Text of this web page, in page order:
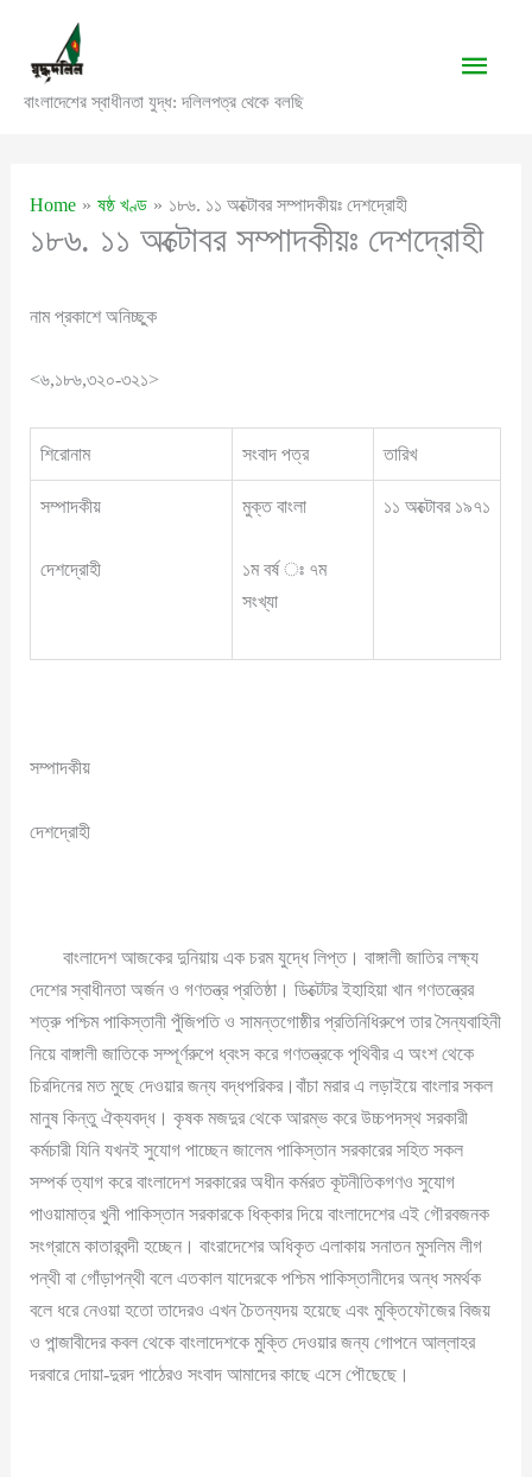
content
বাংলাদেশের স্বাধীনতা যুদ্ধ: দলিলপত্র থেকে বলছি
Main
Home ষষ্ঠ খণ্ড ১৮৬. ১১ অক্টোবর সম্পাদকীয়ঃ দেশদ্রোহী
১৮৬. ১১ অক্টোবর সম্পাদকীয়ঃ দেশদ্রোহী
নাম প্রকাশে অনিচ্ছুক
<৬,১৮৬,৩২০-৩২১>
শিরোনাম সংবাদ পত্র তারিখ
সম্পাদকীয়
দেশদ্রোহী
মুক্ত বাংলা
১ম বর্ষ ঃ ৭ম
সংখ্যা
১১ অক্টোবর ১৯৭১
সম্পাদকীয়
দেশদ্রোহী
বাংলাদেশ আজকের দুনিয়ায় এক চরম যুদ্ধে লিপ্ত। বাঙ্গালী জাতির লক্ষ্য
দেশের স্বাধীনতা অর্জন ও গণতন্ত্র প্রতিষ্ঠা। ডিক্টেটর ইহাহিয়া খান গণতন্ত্রের
শত্রু পশ্চিম পাকিস্তানী পুঁজিপতি ও সামন্তগোষ্ঠীর প্রতিনিধিরুপে তার সৈন্যবাহিনী
নিয়ে বাঙ্গালী জাতিকে সম্পূর্ণরুপে ধ্বংস করে গণতন্ত্রকে পৃথিবীর এ অংশ থেকে
চিরদিনের মত মুছে দেওয়ার জন্য বদ্ধপরিকর।বাঁচা মরার এ লড়াইয়ে বাংলার সকল
মানুষ কিন্তু ঐক্যবদ্ধ। কৃষক মজদুর থেকে আরম্ভ করে উচ্চপদস্থ সরকারী
কর্মচারী যিনি যখনই সুযোগ পাচ্ছেন জালেম পাকিস্তান সরকারের সহিত সকল
সম্পর্ক ত্যাগ করে বাংলাদেশ সরকারের অধীন কর্মরত কূটনীতিকগণও সুযোগ
পাওয়ামাত্র খুনী পাকিস্তান সরকারকে ধিক্কার দিয়ে বাংলাদেশের এই গৌরবজনক
সংগ্রামে কাতারবন্দী হচ্ছেন। বাংরাদেশের অধিকৃত এলাকায় সনাতন মুসলিম লীগ
পন্থী বা গোঁড়াপন্থী বলে এতকাল যাদেরকে পশ্চিম পাকিস্তানীদের অন্ধ সমর্থক
বলে ধরে নেওয়া হতো তাদেরও এখন চৈতন্যদয় হয়েছে এবং মুক্তিফৌজের বিজয়
ও পান্জাবীদের কবল থেকে বাংলাদেশকে মুক্তি দেওয়ার জন্য গোপনে আল্লাহর
দরবারে দোয়া-দুরদ পাঠেরও সংবাদ আমাদের কাছে এসে পৌছেছে।